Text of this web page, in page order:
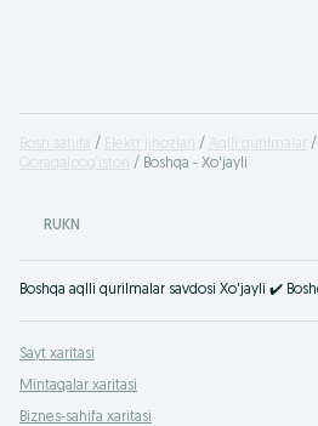
Bosh sahifa Elektr jihozlari Aqlli qurilmalar
Qoraqalpog‘iston
Boshqa - Xo'jayli
RUKN
Sayt xaritasi
Mintaqalar xaritasi
Biznes-sahifa xaritasi